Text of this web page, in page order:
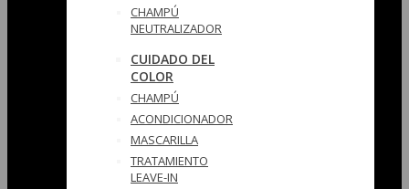
CHAMPÚ
NEUTRALIZADOR
CUIDADO DEL
COLOR
CHAMPÚ
ACONDICIONADOR
MASCARILLA
TRATAMIENTO
LEAVE-IN